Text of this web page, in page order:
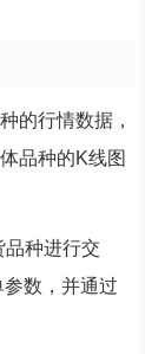
的行情数据，
品种的K线图
品种进行交
数，并通过